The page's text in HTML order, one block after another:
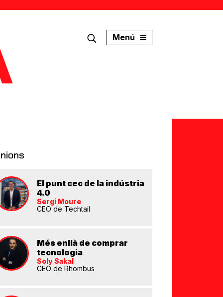
Menú
El punt cec de la indústria
4.0
Sergi Moure
CEO de Techtail
Més enllà de comprar
tecnologia
Soly Sakal
CEO de Rhombus